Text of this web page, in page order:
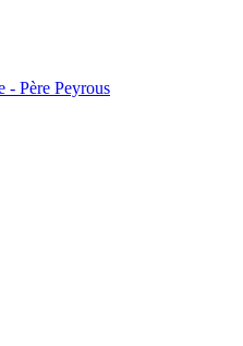
- Père Peyrous